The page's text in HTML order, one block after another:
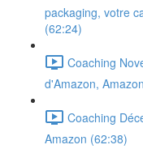
packaging, votre
(62:24)
Coaching
d'Amazon,
Coaching
Amazon (62:38)